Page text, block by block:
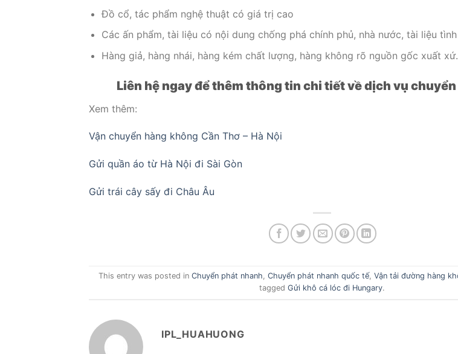
Đồ cổ, tác phẩm nghệ thuật có giá trị cao
Các ấn phẩm, tài liệu có nội dung chống phá chính phủ, nhà nước, tài liệu
Hàng giả, hàng nhái, hàng kém chất lượng, hàng không rõ nguồn gốc xuất xứ.
Liên hệ ngay để thêm thông tin chi tiết về dịch vụ
Xem thêm:
Vận chuyển hàng không Cần Thơ – Hà Nội
Gửi quần áo từ Hà Nội đi Sài Gòn
Gửi trái cây sấy đi Châu Âu
This entry was posted in Chuyển phát nhanh, Chuyển phát nhanh quốc tế, Vận tải đường hàng
taggedGửi khô cá lóc đi Hungary.
IPL_HUAHUONG